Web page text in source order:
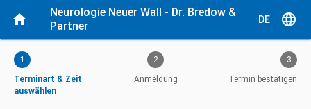
Aktueller Schritt: Terminart & Zeit auswählen
home
Neurologie Neuer Wall - Dr. Bredow &
Partner
DE language
1
Terminart & Zeit
auswählen
2
Anmeldung
3
Termin bestätigen